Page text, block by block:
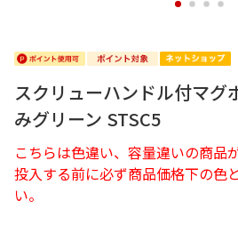
1 2 3 4
スクリューハンドル付マグ
みグリーン STSC5
こちらは色違い、容量違いの商品
投入する前に必ず商品価格下の色
い。